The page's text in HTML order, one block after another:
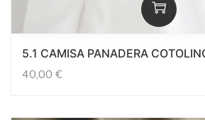
5.1 CAMISA PANADERA
40,00 €